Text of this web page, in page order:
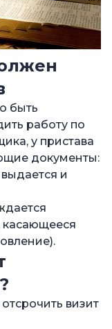
быть
работу по
у пристава
документы:
и
касающееся
визит